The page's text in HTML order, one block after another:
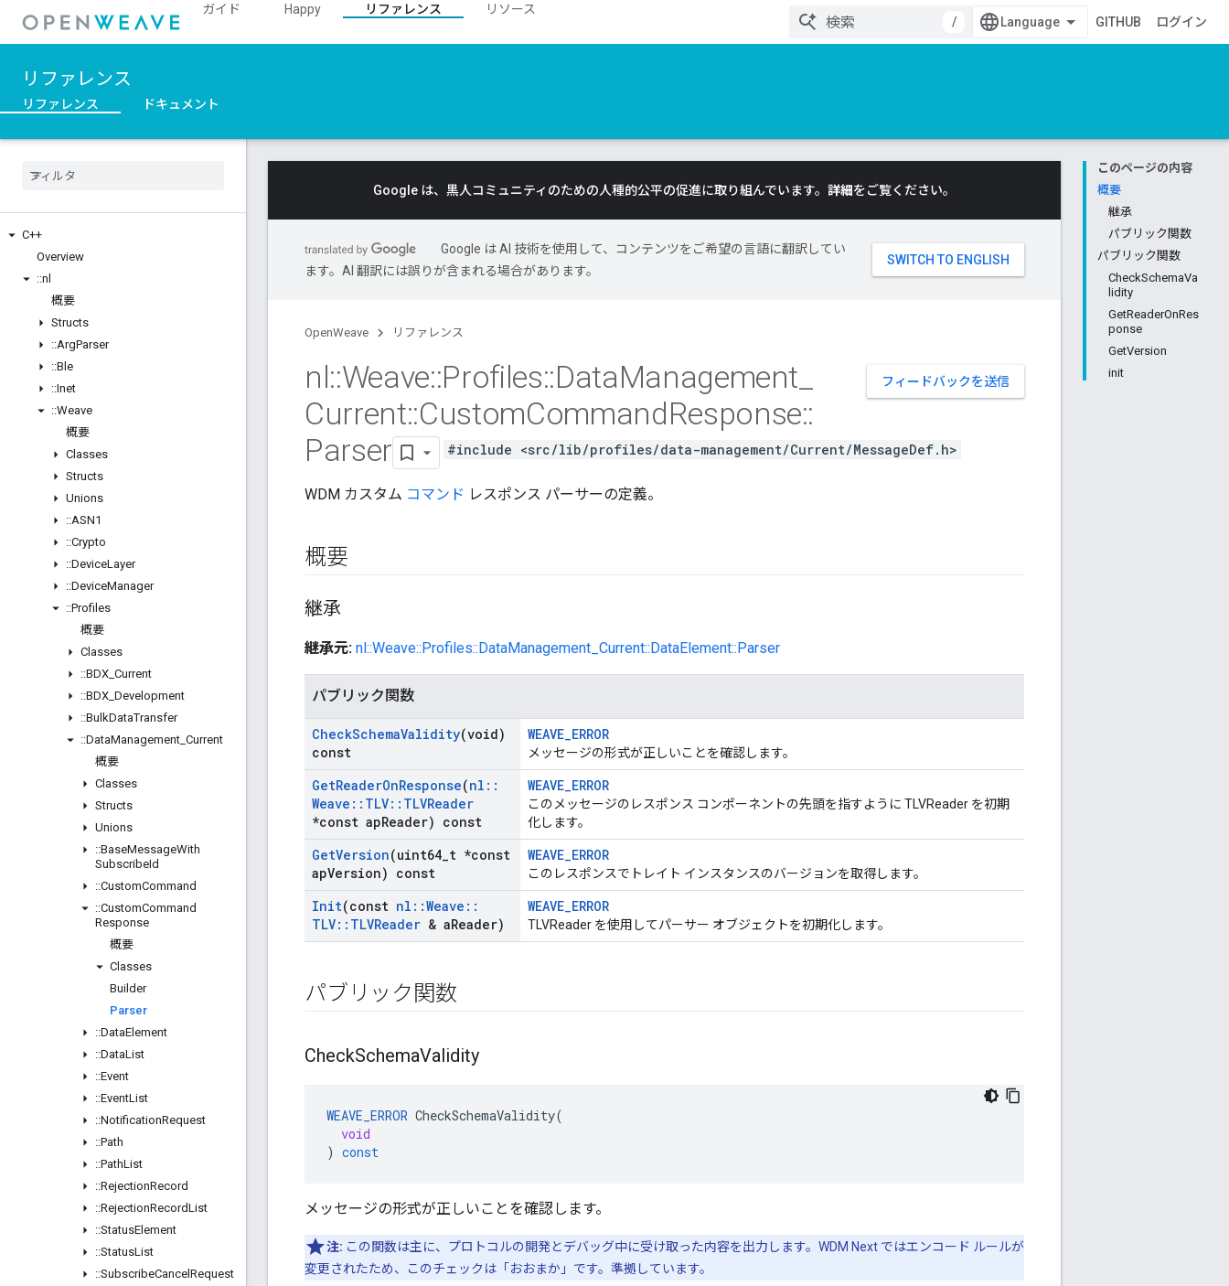
ガイド Happy リファレンス
リソース
/
GITHUB ログイン
リファレンス
リファレンス ドキュメント
C++
Overview
::nl
概要
Structs
::ArgParser
::Ble
::Inet
::Weave
概要
Classes
Structs
Unions
::ASN1
::Crypto
::DeviceLayer
::DeviceManager
::Profiles
概要
Classes
::BDX Current
::BDX Development
::BulkDataTransfer
::DataManagement Current
概要
Classes
Structs
Unions
::BaseMessageWith
SubscribeId
::CustomCommand
::CustomCommand
Response
概要
Classes
Builder
Parser
::DataElement
::DataList
::Event
::EventList
::NotificationRequest
::Path
::PathList
::RejectionRecord
::RejectionRecordList
::StatusElement
::StatusList
::SubscribeCancel Request
このページの内容
概要
継承
パブリック関数
パブリック関数
CheckSchemaVa
lidity
GetReaderOnRes
ponse
GetVersion
init
Google は、黒人コミュニティのための人種的公平の促進に取り組んでいます。 詳細をご覧ください。
Google は AI 技術を使用して、コンテンツをご希望の言語に翻訳してい
ます。AI 翻訳には誤りが含まれる場合があります。
OpenWeave リファレンス
フィードバックを送信
nl::Weave::Profiles::DataManagement
Current::CustomCommandResponse::
Parser
#include <src/lib/profiles/data-management/Current/MessageDef.h>
WDM カスタム コマンド レスポンス パーサーの定義。
概要
継承
継承元: nl::Weave::Profiles::DataManagement_Current::DataElement::Parser
パブリック関数
CheckSchemaValidity(void)
const
WEAVE_ERROR
メッセージの形式が正しいことを確認します。
GetReaderOnResponse(nl ::
Weave :: TLV:: TLVReader
*const apReader) const
WEAVE_ERROR
このメッセージのレスポンス コンポーネントの先頭を指すように TLVReader を初期
化します。
GetVersion(uint64 t *const
apVersion) const
WEAVE_ERROR
このレスポンスでトレイト インスタンスのバージョンを取得します。
Init(const nl ::Weave ::
TLV:: TLVReader & aReader)
WEAVE_ERROR
TLVReader を使用してパーサー オブジェクトを初期化します。
パブリック関数
CheckSchemaValidity
WEAVE_ERROR CheckSchemaValidity(
void
) const
メッセージの形式が正しいことを確認します。
注: この関数は主に、プロトコルの開発とデバッグ中に受け取った内容を出力します。WDM Next ではエンコード ルールが
変更されたため、このチェックは「おおまか」です。準拠しています。